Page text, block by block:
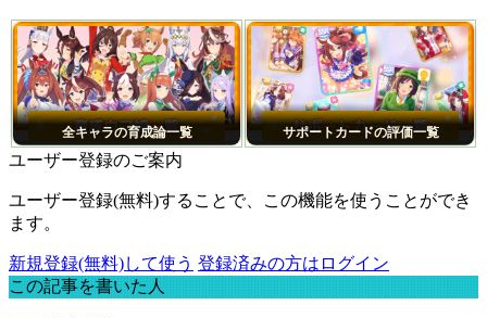
全キャラの育成論一覧 サポートカードの評価一覧
ユーザー登録のご案内
ユーザー登録(無料)することで、この機能を使うことができ
ます。
新規登録(無料)して使う 登録済みの方はログイン
この記事を書いた人